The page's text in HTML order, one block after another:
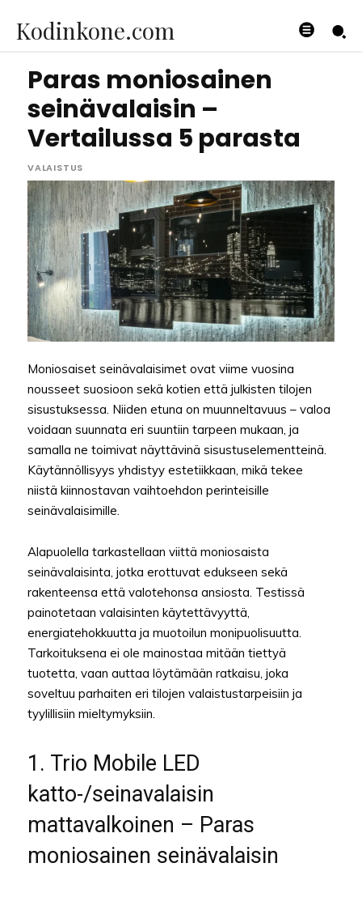
Kodinkone.com
Paras moniosainen
seinävalaisin –
Vertailussa 5 parasta
VALAISTUS
Moniosaiset seinävalaisimet ovat viime vuosina
nousseet suosioon sekä kotien että julkisten tilojen
sisustuksessa. Niiden etuna on muunneltavuus – valoa
voidaan suunnata eri suuntiin tarpeen mukaan, ja
samalla ne toimivat näyttävinä sisustuselementteinä.
Käytännöllisyys yhdistyy estetiikkaan, mikä tekee
niistä kiinnostavan vaihtoehdon perinteisille
seinävalaisimille.
Alapuolella tarkastellaan viittä moniosaista
seinävalaisinta, jotka erottuvat edukseen sekä
rakenteensa että valotehonsa ansiosta. Testissä
painotetaan valaisinten käytettävyyttä,
energiatehokkuutta ja muotoilun monipuolisuutta.
Tarkoituksena ei ole mainostaa mitään tiettyä
tuotetta, vaan auttaa löytämään ratkaisu, joka
soveltuu parhaiten eri tilojen valaistustarpeisiin ja
tyylillisiin mieltymyksiin.
1. Trio Mobile LED
katto-/seinavalaisin
mattavalkoinen – Paras
moniosainen seinävalaisin